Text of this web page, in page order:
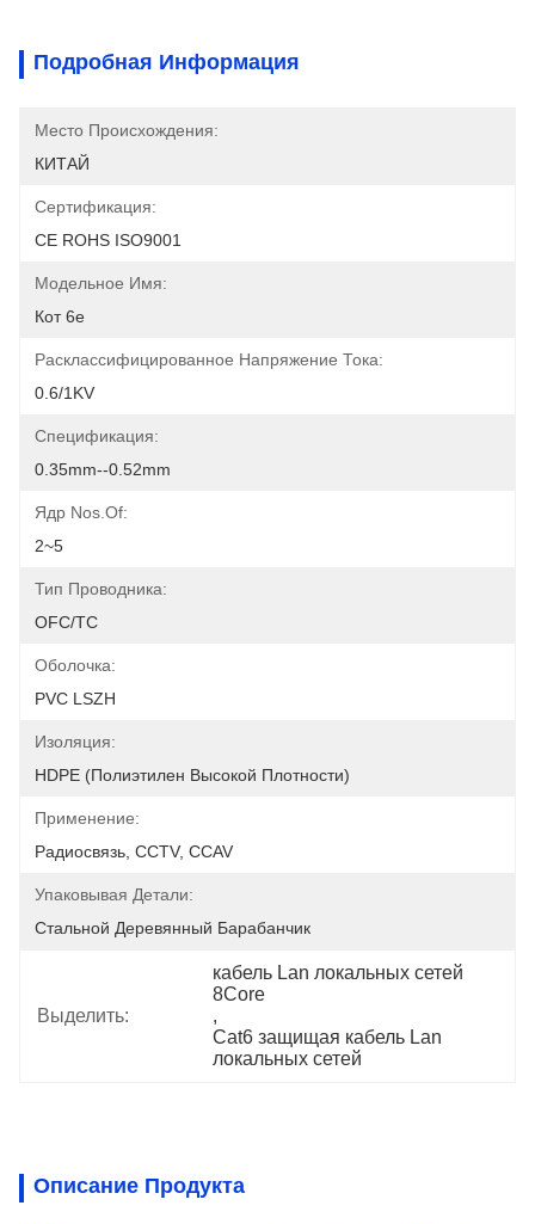
Подробная Информация
Место Происхождения:
КИТАЙ
Сертификация:
CE ROHS ISO9001
Модельное Имя:
Кот 6e
Расклассифицированное Напряжение Тока:
0.6/1KV
Спецификация:
0.35mm--0.52mm
Ядр Nos.of:
2~5
Тип Проводника:
OFC/TC
Оболочка:
PVC LSZH
Изоляция:
HDPE (полиэтилен Высокой Плотности)
Применение:
Радиосвязь, CCTV, CCAV
Упаковывая Детали:
Стальной Деревянный Барабанчик
Выделить:
кабель Lan локальных сетей
8Core
,
Cat6 защищая кабель Lan
локальных сетей
Описание Продукта